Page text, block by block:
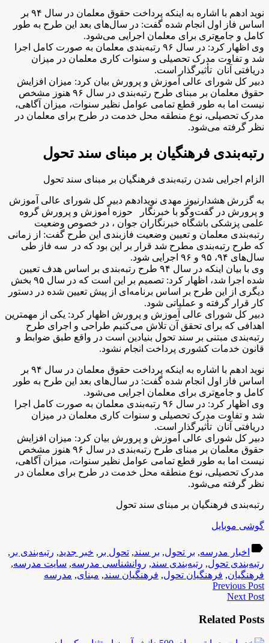
نوید ادهم با اشاره به اینکه پرداخت حقوق معلمان در سال ۹۴ بر
اساس فاز اول انجام شده گفت: در سال‌های بعد این طرح به طور
کامل و جامع‌تری برای معلمان اجرایی می‌شود.
وی اظهار کرد: در سال ۹۶ رتبه‌بندی معلمان به صورت کامل اجرا
شد و تفاوت مدرک تحصیلی و سنوات کاری معلمان در میزان
دریافتی آنان تأثیرگذار است.
دبیر کل شورای عالی آموزش و پرورش بیان کرد: میزان افزایش
حقوق معلمان بر مبنای طرح رتبه‌بندی در سال ۹۶ هنوز مشخص
نیست اما به طور قطع تمامی عوامل نظیر سنوات، میزان آگاهی،
مدرک تحصیلی، نوع منطقه محل خدمت در طرح برای معلمان در
نظر گرفته می‌شود.
رتبه‌بندی فرهنگیان بر مبنای سند تحول
الزام اجرایی شدن رتبه‌بندی فرهنگیان بر مبنای سند تحول
به گزرش هشدارنیوز مهدی نوید‌ادهم دبیر کل شورای عالی آموزش
و پرورش در گفت‌وگو با خبرنگار حوزه آموزش و پرورش گروه
علمی پزشکی باشگاه خبرنگاران جوان ، در خصوص وضعیت
رتبه‌بندی معلمان و تعیین وضعیت فاز‌بندی این طرح گفت: از زمانی
که طرح رتبه‌بندی مطرح شد قرار بر این بود که در سه فاز طی
سال‌های ۹۴، ۹۵ و ۹۶ اجرایی شود.
وی با بیان اینکه در سال ۹۴ طرح رتبه‌بندی بر اساس هدف تعیین
شده اجرا شد، اظهار کرد: تصمیم بر این است که در سال ۹۵ بخش
دیگری از این طرح بر اساس برنامه‌ای از پیش تعیین شده در دستور
کار قرار گرفته و عملیاتی شود.
دبیر کل شورای عالی آموزش و پرورش اظهار کرد: یکی از مهمترین
اهدافی که برای تحقق آن تلاش می‌کنیم طراحی و اجرای طرح
رتبه‌بندی مبتنی بر سند تحول بنیادین است در واقع طبق ضوابط و
قانون خدمات کشوری پرداخت انجام نشود.
نوید ادهم با اشاره به اینکه پرداخت حقوق معلمان در سال ۹۴ بر
اساس فاز اول انجام شده گفت: در سال‌های بعد این طرح به طور
کامل و جامع‌تری برای معلمان اجرایی می‌شود.
وی اظهار کرد: در سال ۹۶ رتبه‌بندی معلمان به صورت کامل اجرا
شد و تفاوت مدرک تحصیلی و سنوات کاری معلمان در میزان
دریافتی آنان تأثیرگذار است.
دبیر کل شورای عالی آموزش و پرورش بیان کرد: میزان افزایش
حقوق معلمان بر مبنای طرح رتبه‌بندی در سال ۹۶ هنوز مشخص
نیست اما به طور قطع تمامی عوامل نظیر سنوات، میزان آگاهی،
مدرک تحصیلی، نوع منطقه محل خدمت در طرح برای معلمان در
نظر گرفته می‌شود.
رتبه‌بندی فرهنگیان بر مبنای سند تحول
گوشی موبایل
label اخبار مدرسه, بر تحول, بر سند, تحول بر , خبر جدید, رتبه‌بندی بر ,
رتبه‌بندی تحول, رتبه‌بندی سند, روانشناسی مدرسه, سایت مدرسه,
فرهنگیان, فرهنگیان تحول, فرهنگیان سند, مبنای, مدرسه
Previous Post
Next Post
Related Posts